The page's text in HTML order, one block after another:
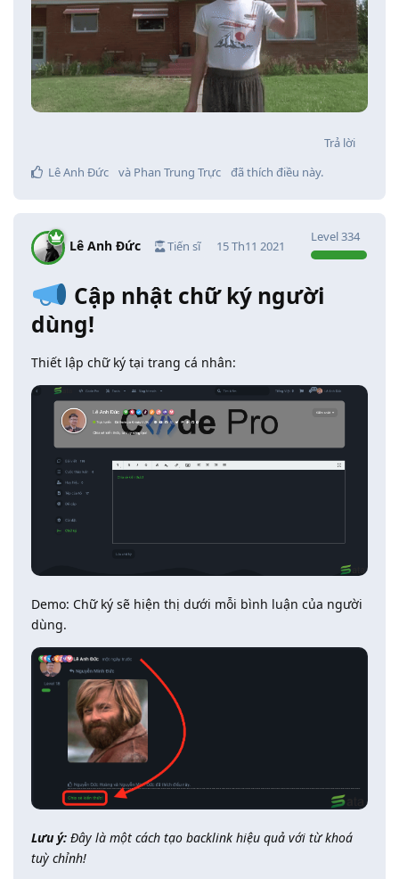
Trả lời
Lê Anh Đức
và Phan Trung Trực đã thích điều này.
Lê Anh Đức Tiến sĩ
Level334
15 Th11 2021
Cập nhật chữ ký người
dùng!
Thiết lập chữ ký tại trang cá nhân:
Demo: Chữ ký sẽ hiện thị dưới mỗi bình luận của người
dùng.
Lưu ý: Đây là một cách tạo backlink hiệu quả với từ khoá
tuỳ chỉnh!